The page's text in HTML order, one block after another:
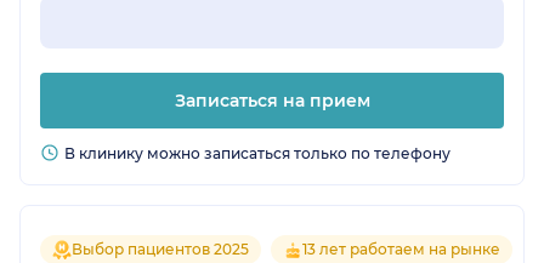
Записаться на прием
В клинику можно записаться только по телефону
Выбор пациентов 2025 13 лет работаем на рынке